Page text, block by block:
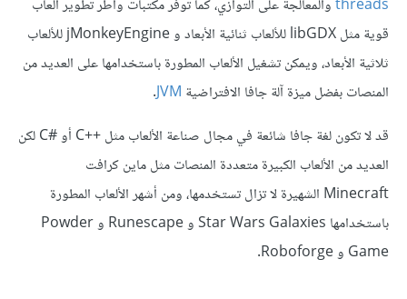
threadsوالمعالجة على التوازي، كما توفر مكتبات وأطر تطوير ألعاب
قوية مثل libGDX للألعاب ثنائية الأبعاد و jMonkeyEngine للألعاب
ثلاثية الأبعاد، ويمكن تشغيل الألعاب المطورة باستخدامها على العديد من
المنصات بفضل ميزة آلة جافا الافتراضية JVM
.
قد لا تكون لغة جافا شائعة في مجال صناعة الألعاب مثل C++‎ أو C#‎ لكن
العديد من الألعاب الكبيرة متعددة المنصات مثل ماين كرافت
Minecraft الشهيرة لا تزال تستخدمها، ومن أشهر الألعاب المطورة
باستخدامها Star Wars Galaxies و Runescape و Powder
Game و Roboforge.